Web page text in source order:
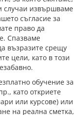
случаи извършваме
съгласие за
право да
Спазваме
възразите срещу
цели, като в този
обучение за
като откриете
или курсове) или
на реална сметка,